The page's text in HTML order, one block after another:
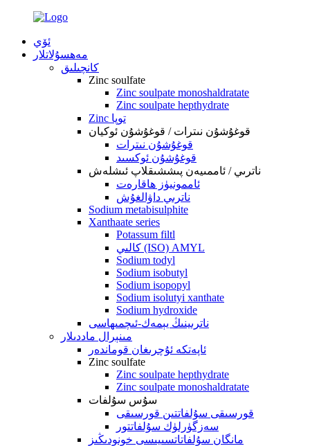
ئۆي
مەھسۇلاتلار
كانچىلىق
Zinc soulfate
Zinc soulpate monoshaldratate
Zinc soulpate hepthydrate
Zinc توپا
قوغۇشۇن نىترات / قوغۇشۇن ئوكيان
قوغۇشۇن نىترات
قوغۇشۇن ئوكسىد
ناترىي / ئاممىيەن پىششىقلاپ ئىشلەش
ئاممونيۈز ھاقارەت
ناترىي داۋالغۇش
Sodium metabisulphite
Xanthaate series
Potassum filtl
كالىي (ISO) AMYL
Sodium todyl
Sodium isobutyl
Sodium isopopyl
Sodium isolutyi xanthate
Sodium hydroxide
ناترىينىڭ يېمەك-ئىچمىھاسى
مىنېرال ماددىلار
ئاپەتكە ئۇچرىغان قوماندەر
Zinc soulfate
Zinc soulpate hepthydrate
Zinc soulpate monoshaldratate
سۇس سۇلفات
قورسىقى سۇلفاتتىن قورسىقى
سەزگۈرلۈك سۇلفاتتور
مانگان سۇلفاتاتسىيىسى خونودىڭىز